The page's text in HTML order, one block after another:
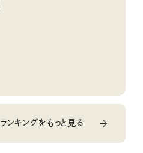
ランキングをもっと見る